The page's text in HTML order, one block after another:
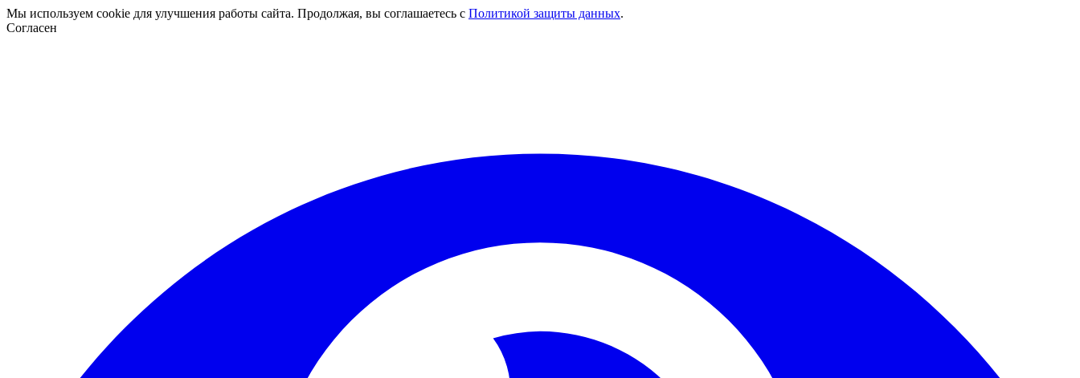
Мы используем cookie для улучшения работы сайта. Продолжая, вы соглашаетесь с Политикой защиты данных.
Согласен